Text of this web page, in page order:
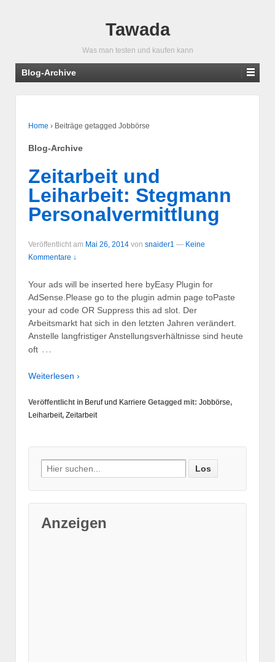
Tawada
Was man testen und kaufen kann
Blog-Archive
Home › Beiträge getagged Jobbörse
Blog-Archive
Zeitarbeit und
Leiharbeit: Stegmann
Personalvermittlung
Veröffentlicht am Mai 26, 2014 von snaider1 — Keine
Kommentare ↓
Your ads will be inserted here byEasy Plugin for
AdSense.Please go to the plugin admin page toPaste
your ad code OR Suppress this ad slot. Der
Arbeitsmarkt hat sich in den letzten Jahren verändert.
Anstelle langfristiger Anstellungsverhältnisse sind heute
oft …
Weiterlesen ›
Veröffentlicht in Beruf und Karriere Getagged mit: Jobbörse,
Leiharbeit, Zeitarbeit
Suche nach:
Anzeigen